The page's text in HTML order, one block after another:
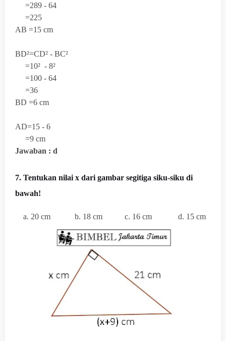
=289 - 64
=225
AB =15 cm
BD²=CD² - BC²
=10² - 8²
=100 - 64
=36
BD =6 cm
AD=15 - 6
=9 cm
Jawaban : d
7. Tentukan nilai x dari gambar segitiga siku-siku di
bawah!
a. 20 cm b. 18 cm c. 16 cm d. 15 cm